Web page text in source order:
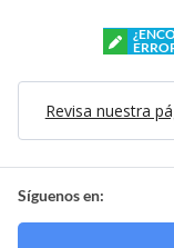
Revisa nuestra
Síguenos en: